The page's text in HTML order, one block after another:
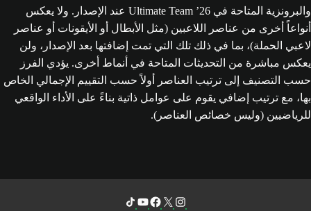
والبرونزية المتاحة في Ultimate Team ’26 عند الإصدار. ولا يعكس
أنواعاً أخرى من عناصر اللاعبين (مثل الأبطال أو الأيقونات أو عناصر
لاعبي الحملة)، بما في ذلك تلك التي تمت إضافتها بعد الإصدار، ولن
يعكس مباشرة من التحديثات المتاحة في أنماط أخرى. يؤدي الفرز
حسب التصنيف إلى ترتيب العناصر أولاً حسب التقييم الإجمالي الخاص
بها، مع ترتيب إضافي يقوم على عوامل ذاتية بناءً على الأداء الواقعي
للرياضيين (وليس خصائص العناصر).